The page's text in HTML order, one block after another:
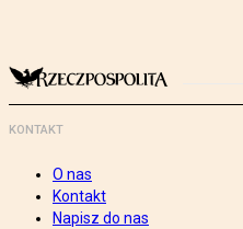
KONTAKT
O nas
Kontakt
Napisz do nas